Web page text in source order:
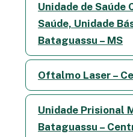
Unidade de Saúde
Saúde, Unidade
Bataguassu – MS
Oftalmo Laser –
Unidade Prisional
Bataguassu –